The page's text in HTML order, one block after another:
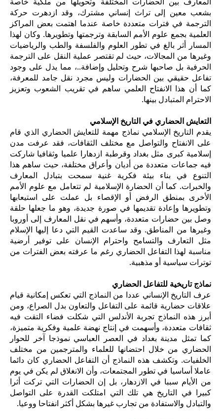
بشعب معين إلى تراث إنساني مشترك، وقد ازدهرت حركة
الترجمة في فترات متعددة خاصة عندما اهتمت بعض المراكز
العلمية بجمع علوم الأمم السابقة وترجمتها وتطويرها. وكان لهذا
المسار أثر بالغ في تطور العلوم والفلسفة والطب والرياضيات
وغيرها من المجالات، حيث لم تقتصر عملية النقل على الترجمة
الحرفية بل صاحبها شرح وتحليل وإضافة..، مما يدل على وجود
تفاعل حقيقي بين الحضارات وليس مجرد نقل جامد للمعرفة،
كما أن هذا الانفتاح العلمي ساهم في تقريب الشعوب وتعزيز
الاحترام المتبادل بينها.
التعايش الحضاري في التاريخ الإسلامي
يقدم التاريخ الإسلامي نماذج مهمة للتعايش الحضاري الذي قام
على الانفتاح والتواصل مع مختلف الثقافات، فقد عرفت مدن
إسلامية كبرى مثل بغداد وقرطبة ازدهارا علميا وثقافيا شاركت
فيه جماعات متعددة من أديان وأعراق مختلفة، حيث ساهم هذا
التنوع في بناء بيئة فكرية غنية سمحت بتبادل المعارف
والخبرات. كما أن الحضارة الإسلامية لم تتعامل مع علوم الأمم
الأخرى بمنطق الرفض أو الإقصاء بل عملت على استيعابها
وتطويرها وإعادة تقديمها في صورة جديدة، وهو ما جعلها حلقة
وصل بين حضارات متعددة، وأسهم في نقل المعارف إلى أوروبا
وغيرها من المناطق. وقد ساعدت القيم التي دعا إليها الإسلام
مثل التعارف والتسامح واحترام الإنسان على توفير أرضية
مناسبة لهذا التفاعل الحضاري رغم ما عرفته بعض الفترات من
توترات سياسية أو مذهبية.
نماذج تاريخية للتفاعل الحضاري
عرف التاريخ الإنساني عددا من النماذج التي تعكس إمكانية قيام
علاقات حضارية قائمة على التفاعل والتعاون بدل الصراع، ومن
أبرز هذه النماذج تجربة الأندلس التي شكلت فضاء التقت فيه
ثقافات متعددة، وأسهمت في إنتاج نهضة علمية وفكرية متميزة،
كما تمثل مدينة بغداد في العصر العباسي نموذجا آخر للحوار
الحضاري من خلال احتضانها للعلماء والمترجمين من مختلف
الخلفيات. وتكشف هذه النماذج أن التفاعل الحضاري كان دائما
عاملا أساسيا في تطور المجتمعات، وأن الانغلاق لم يكن في يوم
من الأيام سببا في الازدهار، بل إن الحضارات التي تركت أثرا
كبيرا في التاريخ هي تلك التي امتلكت القدرة على التواصل
والتبادل والاستفادة من تجارب غيرها بشكل أكثر انفتاحا ووعيا.